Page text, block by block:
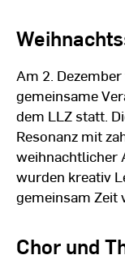
Am 2.
gemeinsame
dem LLZ statt.
Resonanz mit
weihnachtlicher
wurden kreativ
gemeinsam Zeit
Chor und